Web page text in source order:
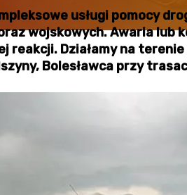
usługi pomocy
wojskowych. Awaria lub
reakcji. Działamy na
Bolesławca przy